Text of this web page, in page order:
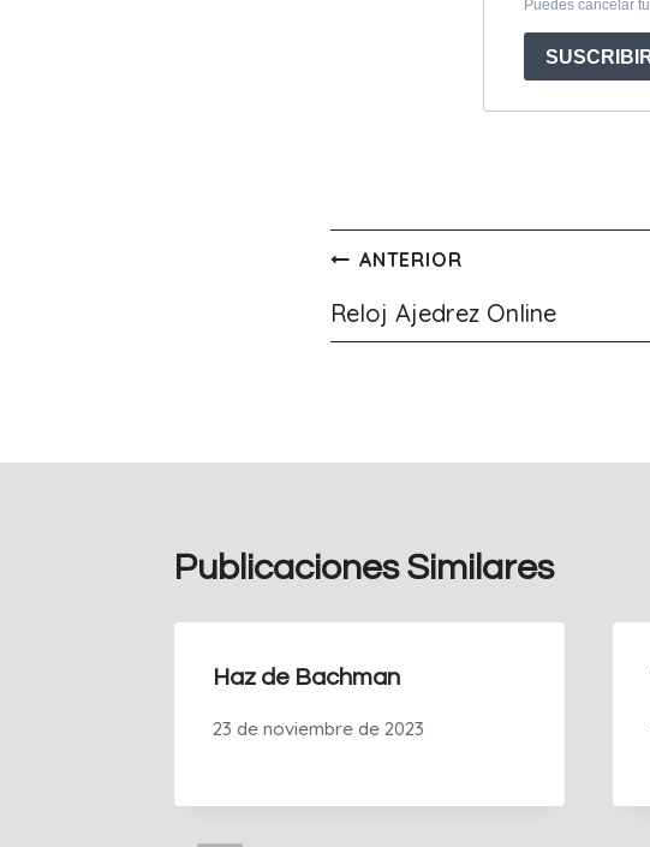
Navegación
de
ANTERIOR
Reloj Ajedrez Online
Publicaciones Similares
Haz de Bachman
23 de noviembre de 2023